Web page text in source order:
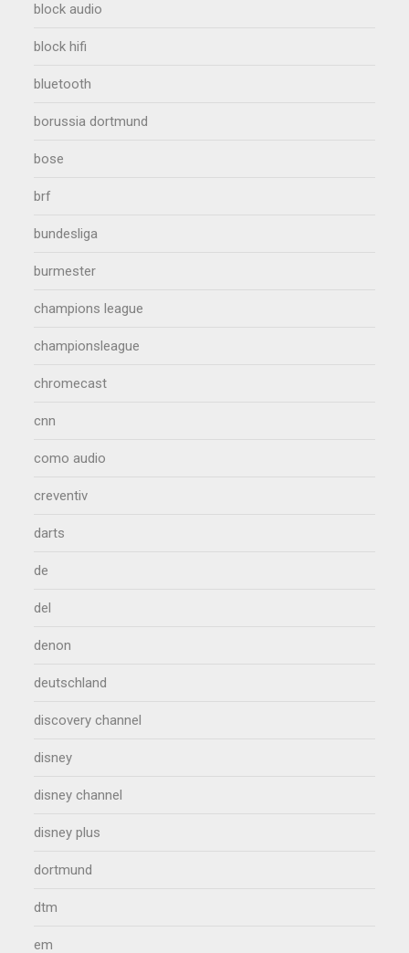
block audio
block hifi
bluetooth
borussia dortmund
bose
brf
bundesliga
burmester
champions league
championsleague
chromecast
cnn
como audio
creventiv
darts
de
del
denon
deutschland
discovery channel
disney
disney channel
disney plus
dortmund
dtm
em